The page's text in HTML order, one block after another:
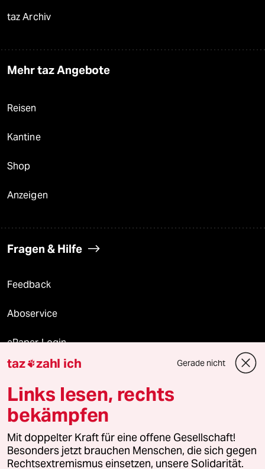
taz Archiv
Mehr taz Angebote
Reisen
Kantine
Shop
Anzeigen
Fragen & Hilfe
Feedback
Aboservice
ePaper Login
Downloads für Abonnierende
© 2026 taz Verlags und Vertriebs GmbH
Alle Rechte vorbehalten. Bei rechtlichen Fragen oder für Genehmigungen
wenden Sie sich bitte an
lizenzen@taz.de
taz zahl ich Gerade nicht
Links lesen, rechts
bekämpfen
Mit doppelter Kraft für eine offene Gesellschaft!
Besonders jetzt brauchen Menschen, die sich gegen
Rechtsextremismus einsetzen, unsere Solidarität.